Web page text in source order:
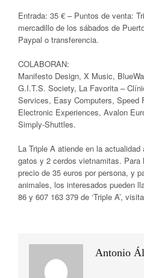
Entrada: 35 € – Puntos de venta:
mercadillo de los sábados de
Paypal o transferencia.
COLABORAN:
Manifesto Design, X Music,
G.I.T.S. Society, La Favorita –
Services, Easy Computers, Speed
Electronic Experiences, Avalon
Simply-Shuttles.
La Triple A atiende en la
gatos y 2 cerdos vietnamitas. Para
precio de 35 euros por persona, y
animales, los interesados pueden
86 y 607 163 379 de ‘Triple A’,
Antonio